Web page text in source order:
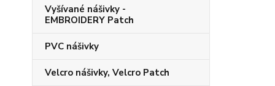
Vyšívané nášivky -
EMBROIDERY Patch
PVC nášivky
Velcro nášivky, Velcro Patch